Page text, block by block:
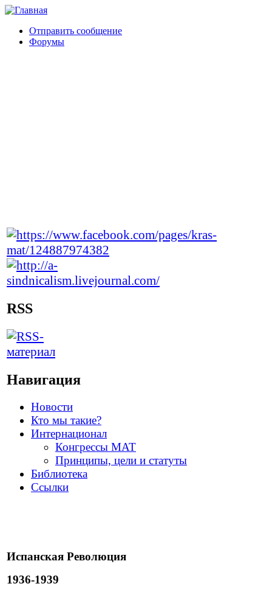
Отправить сообщение
Форумы
RSS
Навигация
Новости
Кто мы такие?
Интернационал
Конгрессы МАТ
Принципы, цели и статуты
Библиотека
Ссылки
Испанская Революция
1936-1939